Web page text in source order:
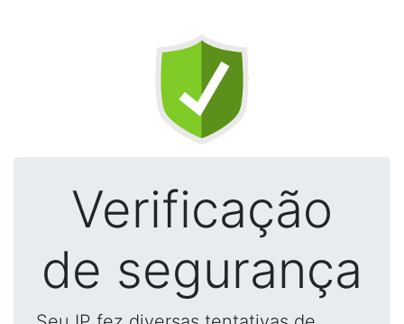
Verificação
de segurança